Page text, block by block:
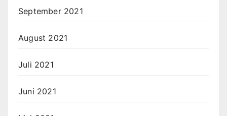
September 2021
August 2021
Juli 2021
Juni 2021